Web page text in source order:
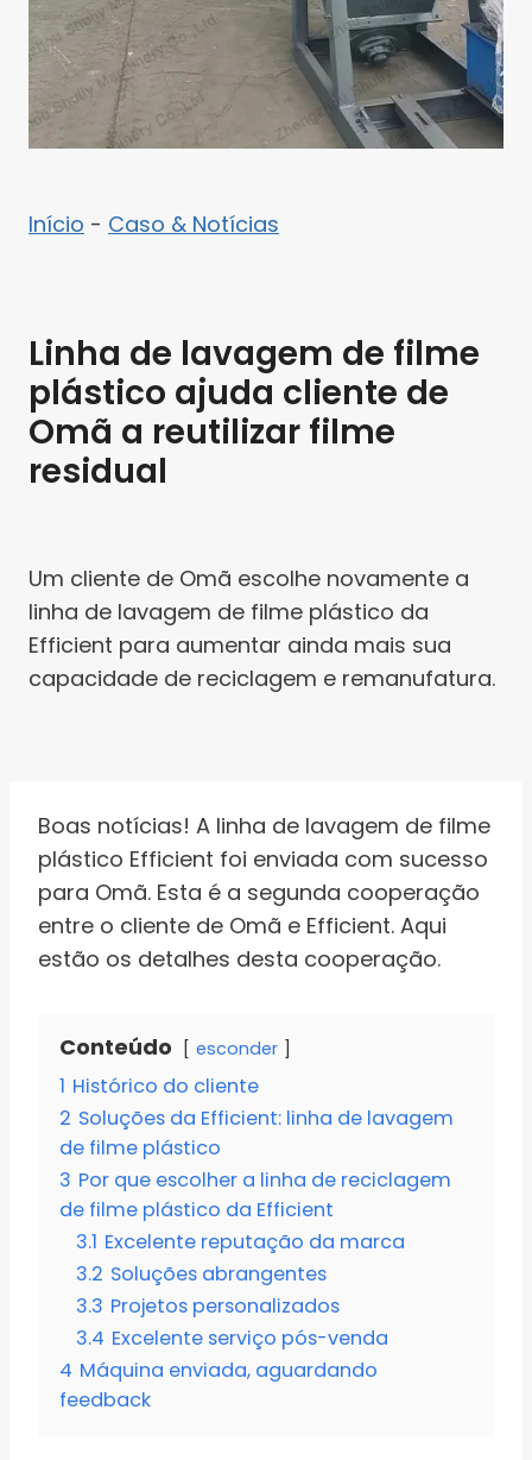
Início - Caso & Notícias
Linha de lavagem de filme
plástico ajuda cliente de
Omã a reutilizar filme
residual
Um cliente de Omã escolhe novamente a
linha de lavagem de filme plástico da
Efficient para aumentar ainda mais sua
capacidade de reciclagem e remanufatura.
Boas notícias! A linha de lavagem de filme
plástico Efficient foi enviada com sucesso
para Omã. Esta é a segunda cooperação
entre o cliente de Omã e Efficient. Aqui
estão os detalhes desta cooperação.
Conteúdo esconder
1 Histórico do cliente
2 Soluções da Efficient: linha de lavagem
de filme plástico
3 Por que escolher a linha de reciclagem
de filme plástico da Efficient
3.1 Excelente reputação da marca
3.2 Soluções abrangentes
3.3 Projetos personalizados
3.4 Excelente serviço pós-venda
4 Máquina enviada, aguardando
feedback